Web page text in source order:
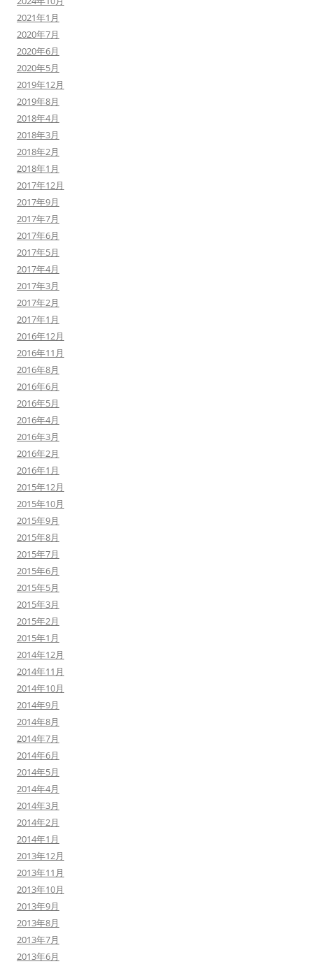
2021年1月
2020年7月
2020年6月
2020年5月
2019年12月
2019年8月
2018年4月
2018年3月
2018年2月
2018年1月
2017年12月
2017年9月
2017年7月
2017年6月
2017年5月
2017年4月
2017年3月
2017年2月
2017年1月
2016年12月
2016年11月
2016年8月
2016年6月
2016年5月
2016年4月
2016年3月
2016年2月
2016年1月
2015年12月
2015年10月
2015年9月
2015年8月
2015年7月
2015年6月
2015年5月
2015年3月
2015年2月
2015年1月
2014年12月
2014年11月
2014年10月
2014年9月
2014年8月
2014年7月
2014年6月
2014年5月
2014年4月
2014年3月
2014年2月
2014年1月
2013年12月
2013年11月
2013年10月
2013年9月
2013年8月
2013年7月
2013年6月